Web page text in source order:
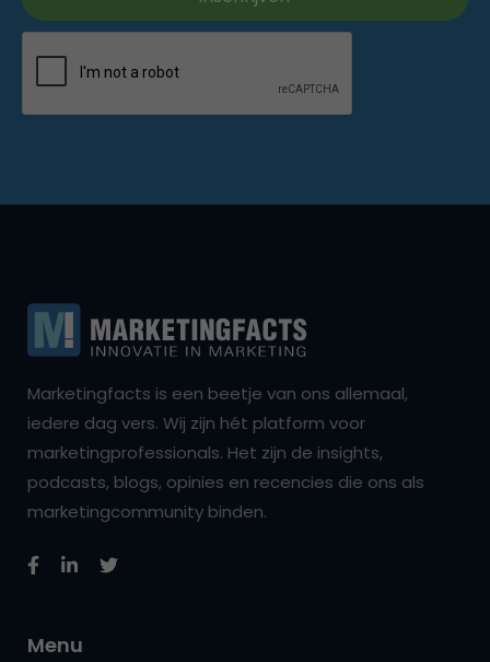
Marketingfacts is een beetje van ons allemaal,
iedere dag vers. Wij zijn hét platform voor
marketingprofessionals. Het zijn de insights,
podcasts, blogs, opinies en recencies die ons als
marketingcommunity binden.
Menu